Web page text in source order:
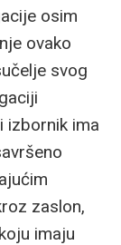
osim
ovako
svog
izbornik ima
zaslon,
imaju